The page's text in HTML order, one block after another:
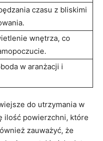
czasu z bliskimi
wnętrza, co
w aranżacji i
do utrzymania w
ilość powierzchni, które
zauważyć, że